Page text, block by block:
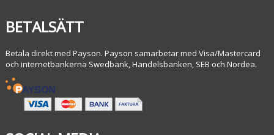
BETALSÄTT
Betala direkt med Payson. Payson samarbetar med Visa/Mastercard
och internetbankerna Swedbank, Handelsbanken, SEB och Nordea.